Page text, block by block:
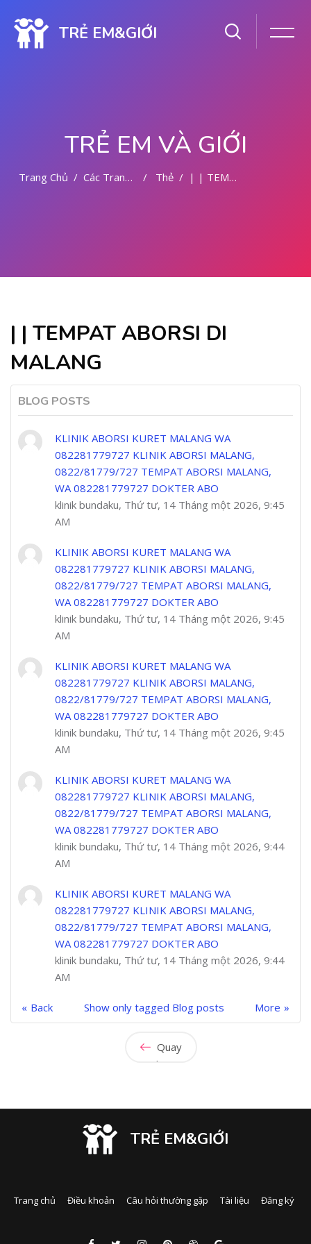
TRẺ EM&GIỚI
TRẺ EM VÀ GIỚI
Trang Chủ Các Trang Của Hệ Thống Thẻ | | TEMPAT ABORSI DI MALANG
| | TEMPAT ABORSI DI
MALANG
BLOG POSTS
KLINIK ABORSI KURET MALANG WA
082281779727 KLINIK ABORSI MALANG,
0822/81779/727 TEMPAT ABORSI MALANG,
WA 082281779727 DOKTER ABO
klinik bundaku, Thứ tư, 14 Tháng một 2026, 9:45
AM
KLINIK ABORSI KURET MALANG WA
082281779727 KLINIK ABORSI MALANG,
0822/81779/727 TEMPAT ABORSI MALANG,
WA 082281779727 DOKTER ABO
klinik bundaku, Thứ tư, 14 Tháng một 2026, 9:45
AM
KLINIK ABORSI KURET MALANG WA
082281779727 KLINIK ABORSI MALANG,
0822/81779/727 TEMPAT ABORSI MALANG,
WA 082281779727 DOKTER ABO
klinik bundaku, Thứ tư, 14 Tháng một 2026, 9:45
AM
KLINIK ABORSI KURET MALANG WA
082281779727 KLINIK ABORSI MALANG,
0822/81779/727 TEMPAT ABORSI MALANG,
WA 082281779727 DOKTER ABO
klinik bundaku, Thứ tư, 14 Tháng một 2026, 9:44
AM
KLINIK ABORSI KURET MALANG WA
082281779727 KLINIK ABORSI MALANG,
0822/81779/727 TEMPAT ABORSI MALANG,
WA 082281779727 DOKTER ABO
klinik bundaku, Thứ tư, 14 Tháng một 2026, 9:44
AM
Back More
Show only tagged Blog posts
Quay
lại
TRẺ EM&GIỚI
Trang chủ Điều khoản Câu hỏi thường gặp Tài liệu Đăng ký